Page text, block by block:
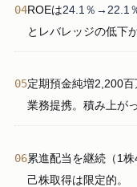
04ROEは24.1％→22.1
とレバレッジの低下
05定期預金純増2,200
業務提携。積み上が
06累進配当を継続（1
己株取得は限定的。